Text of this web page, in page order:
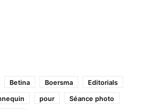
Betina Boersma
Editorials
pour
Séance photo